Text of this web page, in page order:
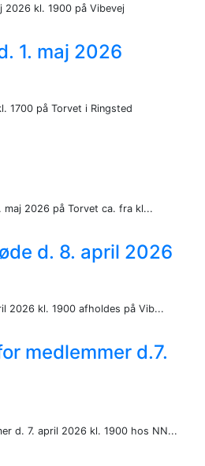
2026 kl. 1900 på Vibevej
1. maj 2026
1700 på Torvet i Ringsted
maj 2026 på Torvet ca. fra kl...
d. 8. april 2026
2026 kl. 1900 afholdes på Vib...
medlemmer d.7.
d. 7. april 2026 kl. 1900 hos NN...